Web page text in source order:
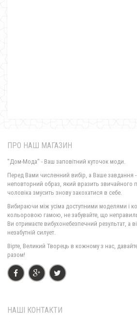
Молодіжний жіночий джинсовий костюм
900.00грн.
ПРО НАШ МАГАЗИН
"Дом-Мода" - Ваш заповітний куточок моди.
Перед Вами численний вибір, а Ваше завдання
неповторний образ, який вразить звичайного
чоловіка змусить знову закохатися в себе.
Вибираючи між усіма доступними моделями і
кольоровою гамою, не забувайте, що
Ви отримаєте вибухонебезпечний результат, а
незабутній силует.
Вірте, Великий Творець в кожному з нас,
разом!
НАШІ КОНТАКТИ